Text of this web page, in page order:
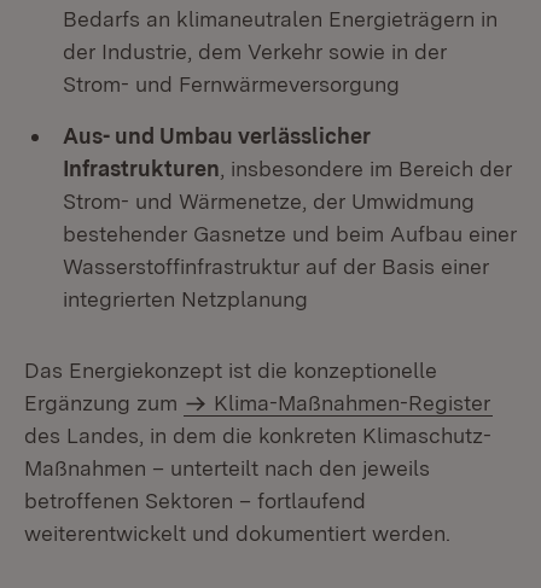
Bedarfs an klimaneutralen Energieträgern in
der Industrie, dem Verkehr sowie in der
Strom- und Fernwärmeversorgung
Aus- und Umbau verlässlicher
Infrastrukturen , insbesondere im Bereich der
Strom- und Wärmenetze, der Umwidmung
bestehender Gasnetze und beim Aufbau einer
Wasserstoffinfrastruktur auf der Basis einer
integrierten Netzplanung
Das Energiekonzept ist die konzeptionelle
Ergänzung zum
Klima-Maßnahmen-Register
des Landes, in dem die konkreten Klimaschutz-
Maßnahmen – unterteilt nach den jeweils
betroffenen Sektoren – fortlaufend
weiterentwickelt und dokumentiert werden.